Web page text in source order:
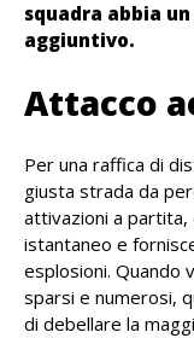
squadra abbia
aggiuntivo.
Attacco
Per una raffica di
giusta strada da
attivazioni a
istantaneo e
esplosioni. Quando
sparsi e numerosi,
di debellare la